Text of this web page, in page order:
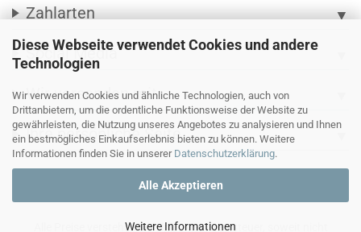
Diese Webseite verwendet Cookies und andere
Technologien
Wir verwenden Cookies und ähnliche Technologien, auch von
Drittanbietern, um die ordentliche Funktionsweise der Website zu
gewährleisten, die Nutzung unseres Angebotes zu analysieren und Ihnen
ein bestmögliches Einkaufserlebnis bieten zu können. Weitere
Informationen finden Sie in unserer Datenschutzerklärung.
Alle Akzeptieren
Weitere Informationen
Zahlarten ▼
Social Media
Wir versenden mit
Ihre persönliche Seite
Alle Preise verstehen sich inkl. Mehrwertsteuer, soweit nicht